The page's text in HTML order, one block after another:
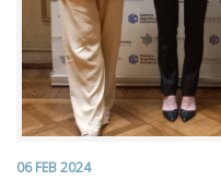
06 FEB 2024